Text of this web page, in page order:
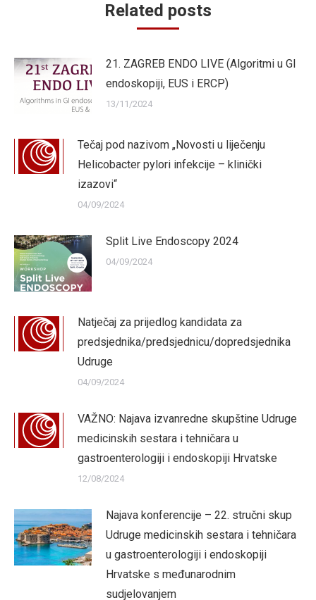
Related posts
21. ZAGREB ENDO LIVE (Algoritmi u GI
endoskopiji, EUS i ERCP)
13/11/2024
Tečaj pod nazivom „Novosti u liječenju
Helicobacter pylori infekcije – klinički
izazovi“
04/09/2024
Split Live Endoscopy 2024
04/09/2024
Natječaj za prijedlog kandidata za
predsjednika/predsjednicu/dopredsjednika
Udruge
04/09/2024
VAŽNO: Najava izvanredne skupštine Udruge
medicinskih sestara i tehničara u
gastroenterologiji i endoskopiji Hrvatske
12/08/2024
Najava konferencije – 22. stručni skup
Udruge medicinskih sestara i tehničara
u gastroenterologiji i endoskopiji
Hrvatske s međunarodnim
sudjelovanjem